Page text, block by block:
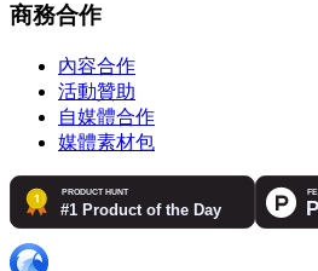
商務合作
內容合作
活動贊助
自媒體合作
媒體素材包